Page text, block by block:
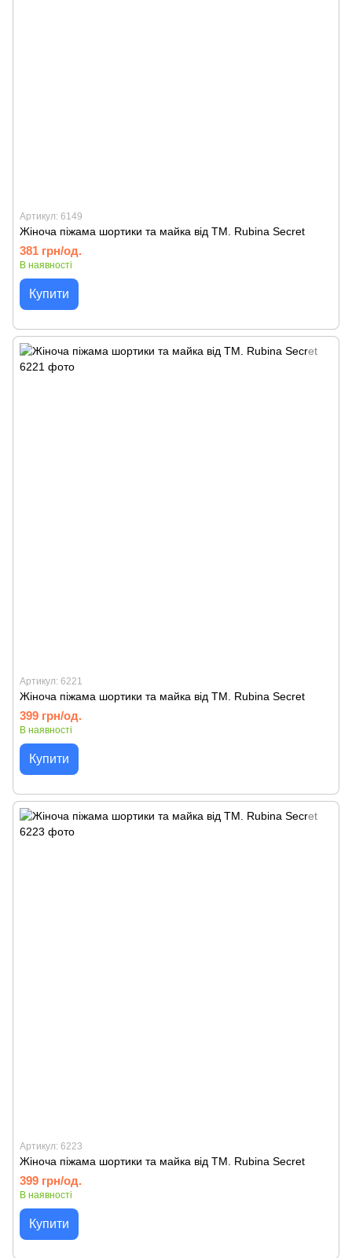
Артикул: 6149
Жіноча піжама шортики та майка від TM. Rubina Secret
381 грн/од.
В наявності
Купити
Артикул: 6221
Жіноча піжама шортики та майка від TM. Rubina Secret
399 грн/од.
В наявності
Купити
Артикул: 6223
Жіноча піжама шортики та майка від TM. Rubina Secret
399 грн/од.
В наявності
Купити